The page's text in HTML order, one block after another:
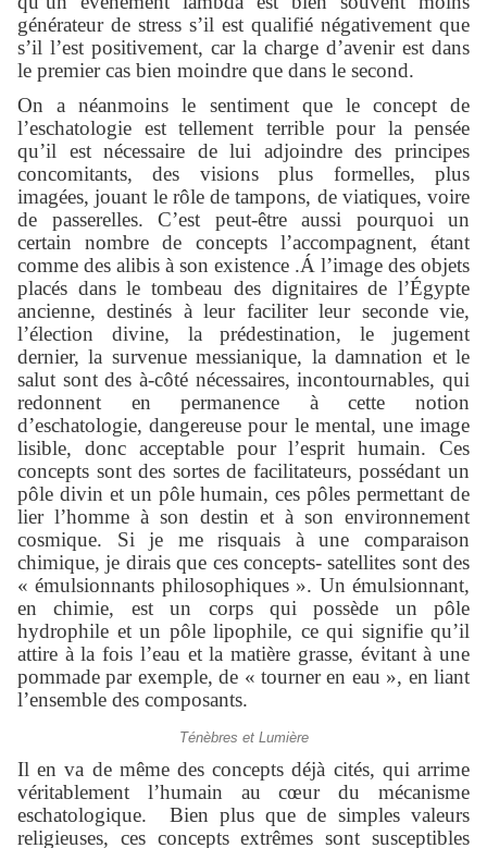
générateur de stress s’il est qualifié négativement que
s’il l’est positivement, car la charge d’avenir est dans
le premier cas bien moindre que dans le second.
On a néanmoins le sentiment que le concept de
l’eschatologie est tellement terrible pour la pensée
qu’il est nécessaire de lui adjoindre des principes
concomitants, des visions plus formelles, plus
imagées, jouant le rôle de tampons, de viatiques, voire
de passerelles. C’est peut-être aussi pourquoi un
certain nombre de concepts l’accompagnent, étant
comme des alibis à son existence .Á l’image des objets
placés dans le tombeau des dignitaires de l’Égypte
ancienne, destinés à leur faciliter leur seconde vie,
l’élection divine, la prédestination, le jugement
dernier, la survenue messianique, la damnation et le
salut sont des à-côté nécessaires, incontournables, qui
redonnent en permanence à cette notion
d’eschatologie, dangereuse pour le mental, une image
lisible, donc acceptable pour l’esprit humain. Ces
concepts sont des sortes de facilitateurs, possédant un
pôle divin et un pôle humain, ces pôles permettant de
lier l’homme à son destin et à son environnement
cosmique. Si je me risquais à une comparaison
chimique, je dirais que ces concepts- satellites sont des
« émulsionnants philosophiques ». Un émulsionnant,
en chimie, est un corps qui possède un pôle
hydrophile et un pôle lipophile, ce qui signifie qu’il
attire à la fois l’eau et la matière grasse, évitant à une
pommade par exemple, de « tourner en eau », en liant
l’ensemble des composants.
Ténèbres et Lumière
Il en va de même des concepts déjà cités, qui arrime
véritablement l’humain au cœur du mécanisme
eschatologique. Bien plus que de simples valeurs
religieuses, ces concepts extrêmes sont susceptibles